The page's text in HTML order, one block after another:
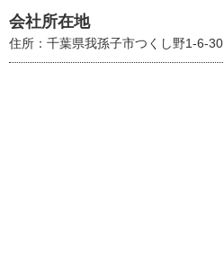
会社所在地
住所：千葉県我孫子市つくし野1-6-30